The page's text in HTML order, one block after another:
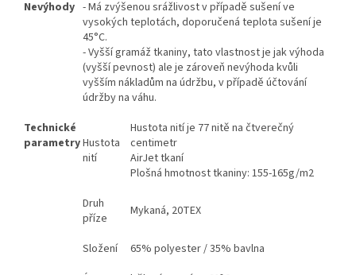
Nevýhody - Má zvýšenou srážlivost v případě sušení ve
vysokých teplotách, doporučená teplota sušení je
45°C.
- Vyšší gramáž tkaniny, tato vlastnost je jak výhoda
(vyšší pevnost) ale je zároveň nevýhoda kvůli
vyšším nákladům na údržbu, v případě účtování
údržby na váhu.
Technické
parametryHustota
nití
Hustota nití je 77 nitě na čtverečný
centimetr
AirJet tkaní
Plošná hmotnost tkaniny: 155-165g/m2
Druh
příze
Mykaná, 20TEX
Složení
65% polyester / 35% bavlna